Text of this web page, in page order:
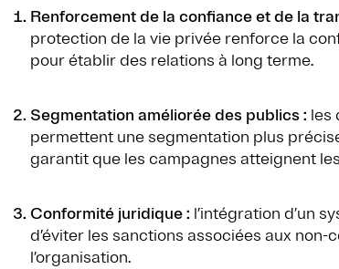
Renforcement de la confiance et de la
protection de la vie privée renforce la
pour établir des relations à long terme.
Segmentation améliorée des publics : les
permettent une segmentation plus
garantit que les campagnes atteignent
Conformité juridique : l’intégration d’un
d’éviter les sanctions associées aux
l’organisation.